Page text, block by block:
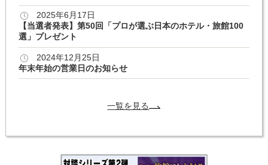
2025年6月17日
【当選者発表】第50回「プロが選ぶ日本のホテル・旅館100
選」プレゼント
2024年12月25日
年末年始の営業日のお知らせ
一覧を見る